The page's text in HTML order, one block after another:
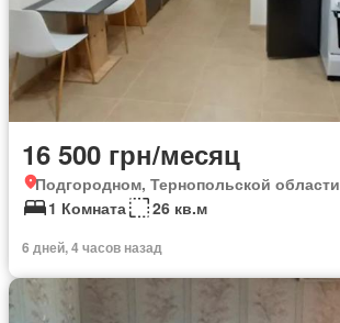
16 500 грн/месяц
Подгородном, Тернопольской области
1 Комната
26 кв.м
6 дней, 4 часов назад